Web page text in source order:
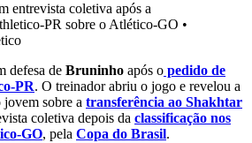
entrevista coletiva após a
PR sobre o Atlético-GO •
defesa de Bruninho após o pedido de
PR. O treinador abriu o jogo e revelou a
sobre a transferência ao Shakhtar
coletiva depois da classificação nos
GO, pela Copa do Brasil.